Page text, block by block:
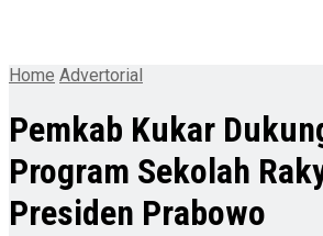
Home Advertorial
Pemkab Kukar
Program Sekolah
Presiden Prabowo